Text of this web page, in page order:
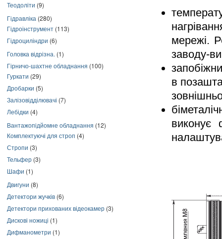
Теодоліти (9)
Гідравліка (280)
Гідроінструмент (113)
Гідроциліндри (6)
Головка відрізна. (1)
Гірничо-шахтне обладнання (100)
Гуркати (29)
Дробарки (5)
Залізовідділювачі (7)
Лебідки (4)
Вантажопідйомне обладнання (12)
Комплектуючі для строп (4)
Стропи (3)
Тельфер (3)
Шафи (1)
Двигуни (8)
Детектори жучків (6)
Детектори прихованих відеокамер (3)
Дискові ножиці (1)
Дифманометри (1)
мережі.
заводу-
в
виконує